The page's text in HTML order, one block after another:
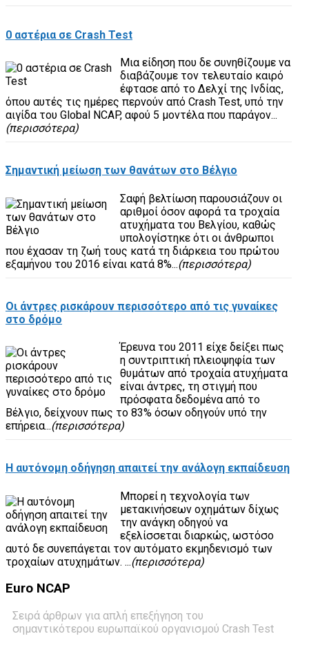
0 αστέρια σε Crash Test
Μια είδηση που δε συνηθίζουμε να
διαβάζουμε τον τελευταίο καιρό
έφτασε από το Δελχί της Ινδίας,
όπου αυτές τις ημέρες περνούν από Crash Test, υπό την
αιγίδα του Global NCAP, αφού 5 μοντέλα που παράγον...
(περισσότερα)
Σημαντική μείωση των θανάτων στο Βέλγιο
Σαφή βελτίωση παρουσιάζουν οι
αριθμοί όσον αφορά τα τροχαία
ατυχήματα του Βελγίου, καθώς
υπολογίστηκε ότι οι άνθρωποι
που έχασαν τη ζωή τους κατά τη διάρκεια του πρώτου
εξαμήνου του 2016 είναι κατά 8%...(περισσότερα)
Οι άντρες ρισκάρουν περισσότερο από τις γυναίκες
στο δρόμο
Έρευνα του 2011 είχε δείξει πως
η συντριπτική πλειοψηφία των
θυμάτων από τροχαία ατυχήματα
είναι άντρες, τη στιγμή που
πρόσφατα δεδομένα από το
Βέλγιο, δείχνουν πως το 83% όσων οδηγούν υπό την
επήρεια...(περισσότερα)
Η αυτόνομη οδήγηση απαιτεί την ανάλογη εκπαίδευση
Μπορεί η τεχνολογία των
μετακινήσεων οχημάτων δίχως
την ανάγκη οδηγού να
εξελίσσεται διαρκώς, ωστόσο
αυτό δε συνεπάγεται τον αυτόματο εκμηδενισμό των
τροχαίων ατυχημάτων. ...(περισσότερα)
Euro NCAP
Σειρά άρθρων για απλή επεξήγηση του
σημαντικότερου ευρωπαϊκού οργανισμού Crash Test